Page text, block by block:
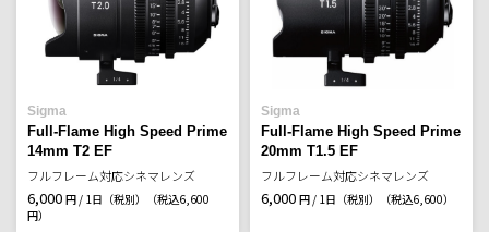
Sigma
Full-Flame High Speed Prime
14mm T2 EF
フルフレーム対応シネマレンズ
6,000 円 / 1日（税別）
（税込6,600
円）
Sigma
Full-Flame High Speed Prime
20mm T1.5 EF
フルフレーム対応シネマレンズ
6,000 円 / 1日（税別） （税込6,600）